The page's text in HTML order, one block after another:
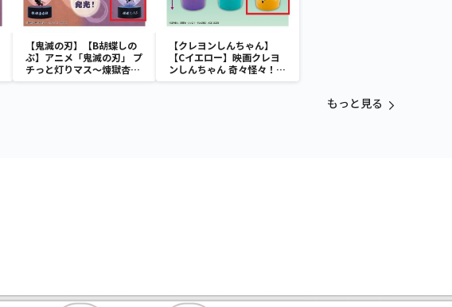
【鬼滅の刃】【B胡蝶しの
ぶ】アニメ「鬼滅の刃」 プ
チっと灯りマス～煉獄杏寿
郎・胡蝶しのぶ～
【クレヨンしんちゃん】
【Cイエロー】映画クレヨ
ンしんちゃん 奇々怪々！オ
ラの妖怪バケ～ション フル
もっと見る